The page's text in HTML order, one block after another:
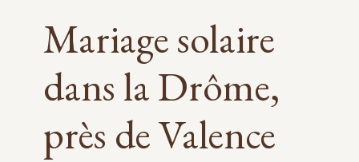
Mariage solaire
dans la Drôme,
près de Valence